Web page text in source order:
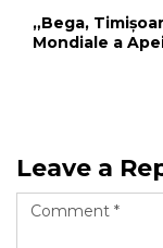
„Bega,
Mondiale a
Leave a